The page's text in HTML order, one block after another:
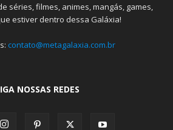
séries, filmes, animes, mangás, games,
estiver dentro dessa Galáxia!
contato@metagalaxia.com.br
NOSSAS REDES